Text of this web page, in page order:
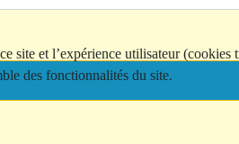
site et l’expérience utilisateur (cookies
des fonctionnalités du site.